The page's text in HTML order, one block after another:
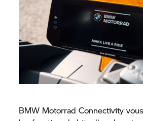
BMW Motorrad Connectivity